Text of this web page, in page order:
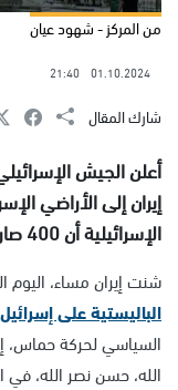
من المركز - شهود عيان
01.10.2024
21:40
شارك المقال
أعلن الجيش
إيران إلى الأراضي
الإسرائيلية أن 400 صاروخ أطلقت من إيران تجاه إسرائيل.
شنت إيران مساء، اليوم
الباليستية على إسرائيل
السياسي لحركة حماس،
الله، حسن نصر الله، في